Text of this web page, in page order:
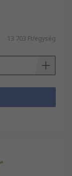
13 703 Ft/egység